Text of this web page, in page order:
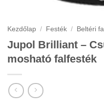
Kezdőlap / Festék / Beltéri
Jupol Brilliant –
mosható falfesték